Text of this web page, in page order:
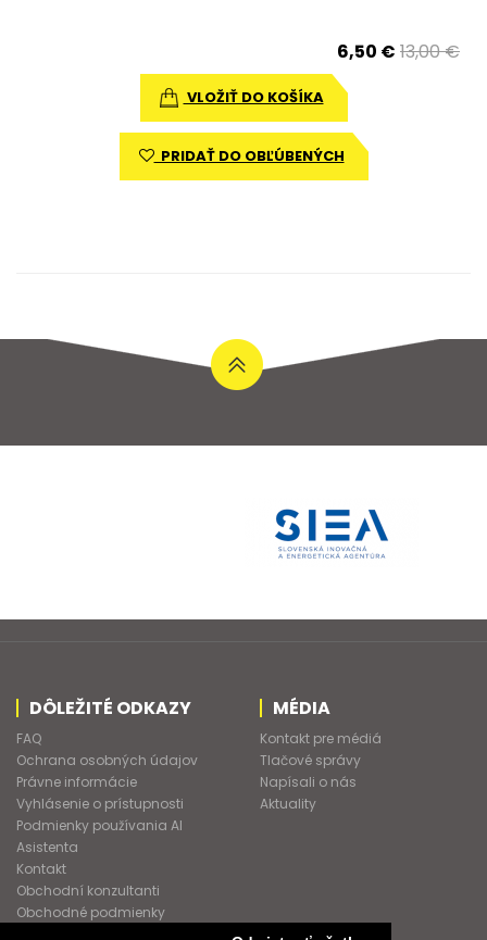
6,50 € 13,00 €
VLOŽIŤ DO KOŠÍKA
PRIDAŤ DO OBĽÚBENÝCH
DÔLEŽITÉ ODKAZY
FAQ
Ochrana osobných údajov
Právne informácie
Vyhlásenie o prístupnosti
Podmienky používania AI
Asistenta
Kontakt
Obchodní konzultanti
Obchodné podmienky
MÉDIA
Kontakt pre médiá
Tlačové správy
Napísali o nás
Aktuality